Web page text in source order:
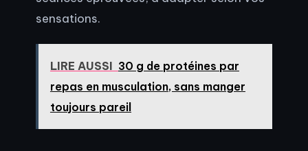
sensations.
LIRE AUSSI 30 g de protéines par
repas en musculation, sans manger
toujours pareil